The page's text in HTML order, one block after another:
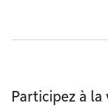
Participez à